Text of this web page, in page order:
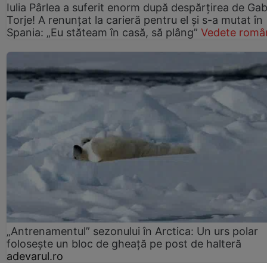
Iulia Pârlea a suferit enorm după despărțirea de
Torje! A renunțat la carieră pentru el și s-a mutat în
Spania: „Eu stăteam în casă, să plâng” Vedete
„Antrenamentul” sezonului în Arctica: Un urs polar
folosește un bloc de gheață pe post de halteră
adevarul.ro